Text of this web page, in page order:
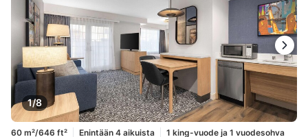
1/8
60 m²/646 ft² Enintään 4 aikuista 1 king-vuode ja 1 vuodesohva